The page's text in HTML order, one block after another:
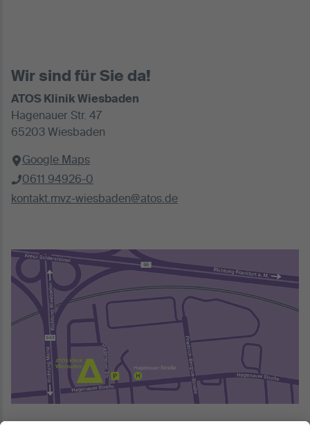
Wir sind für Sie da!
ATOS Klinik Wiesbaden
Hagenauer Str. 47
65203 Wiesbaden
Google Maps
0611 94926-0
kontakt.mvz-wiesbaden@atos.de